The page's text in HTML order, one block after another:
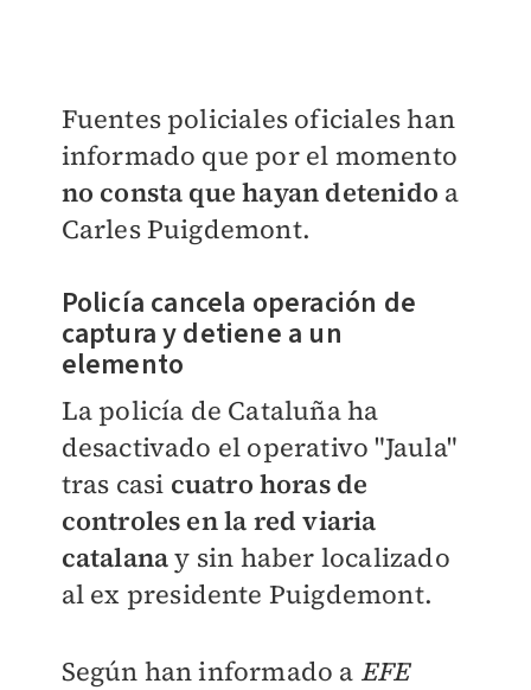
Fuentes policiales oficiales han
informado que por el momento
no consta que hayan detenido a
Carles Puigdemont.
Policía cancela operación de
captura y detiene a un
elemento
La policía de Cataluña ha
desactivado el operativo "Jaula"
tras casi cuatro horas de
controles en la red viaria
catalanay sin haber localizado
al ex presidente Puigdemont.
Según han informado a EFE